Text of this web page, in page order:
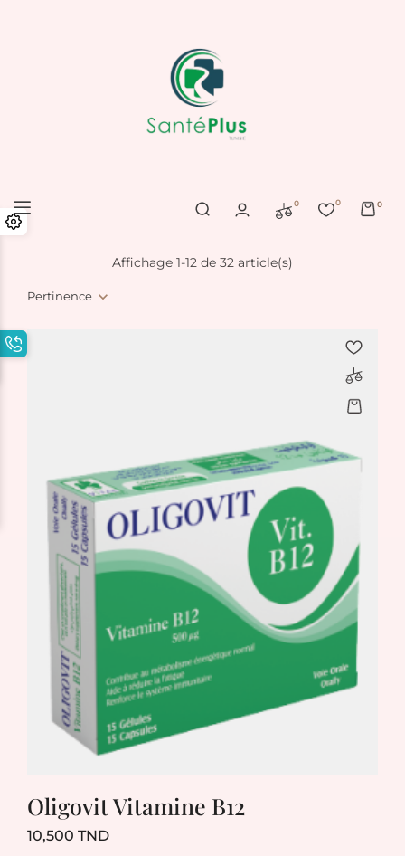
0 0 0
Pertinence
Affichage 1-12 de 32 article(s)
Oligovit Vitamine B12
10,500 TNDPrix